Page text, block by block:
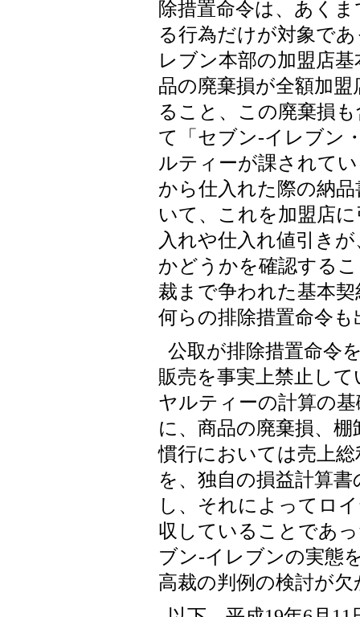
除措置命令は、あく
る行為だけが対象で
レブン本部の加盟店
品の廃棄損が全額加
ること、この廃棄損
て「セブン-イレブン
ルティーが課されて
から仕入れた際の納
いて、これを加盟店
入れや仕入れ値引き
かどうかを確認する
裁まで争われた基本
何らの排除措置命令
公取が排除措置命令
販売を事実上禁止し
ヤルティーの計算の
に、商品の廃棄損、
慣行においては売上
を、独自の損益計算
し、それによってロ
収していることであ
ブン-イレブンの実態
高裁の判例の検討が